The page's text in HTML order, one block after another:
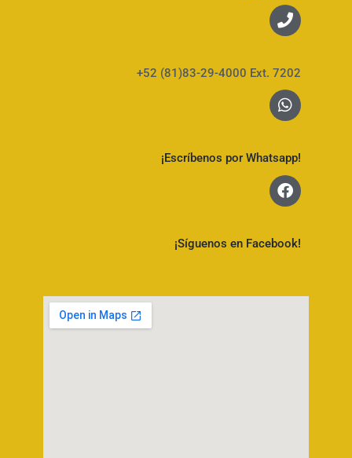
+52 (81)83-29-4000 Ext. 7202
¡Escríbenos por Whatsapp!
¡Síguenos en Facebook!